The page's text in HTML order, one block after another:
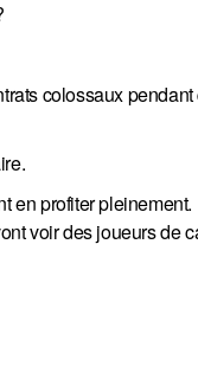
colossaux pendant
en profiter pleinement.
voir des joueurs de